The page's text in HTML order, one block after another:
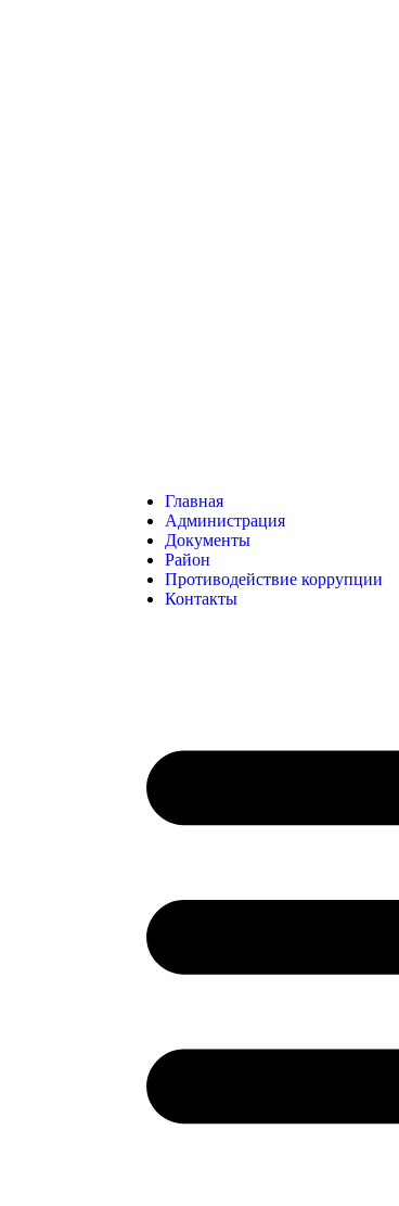
Главная
Администрация
Документы
Район
Противодействие коррупции
Контакты